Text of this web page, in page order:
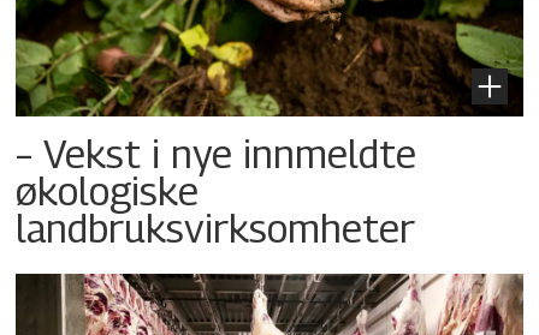
– Vekst i nye innmeldte
økologiske
landbruksvirksomheter